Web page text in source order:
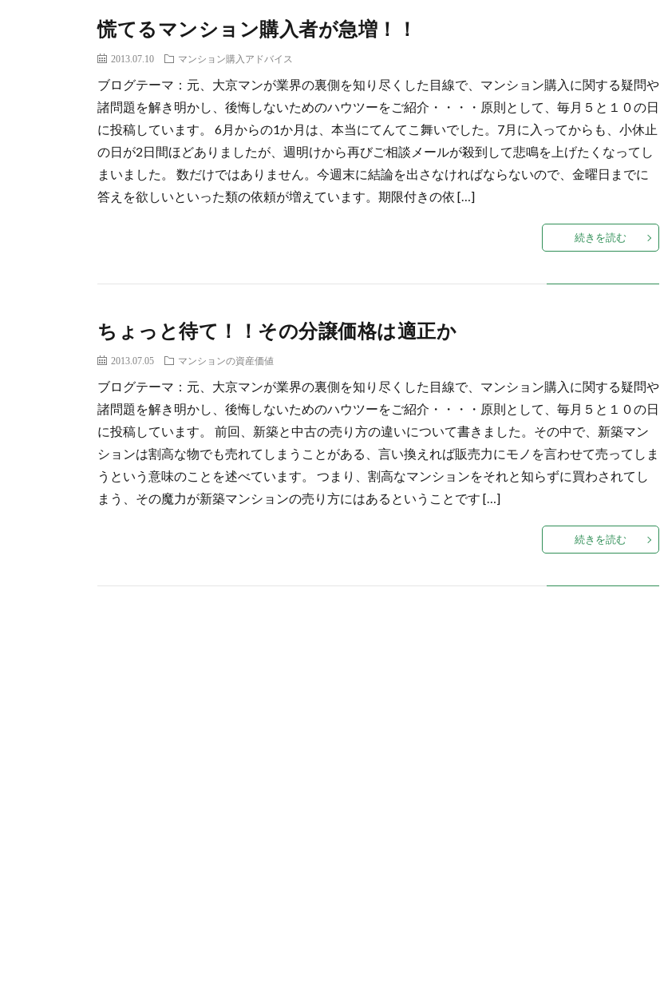
慌てるマンション購入者が急増！！
2013.07.10 マンション購入アドバイス
ブログテーマ：元、大京マンが業界の裏側を知り尽くした目線で、マンション購入に関する疑問や
諸問題を解き明かし、後悔しないためのハウツーをご紹介・・・・原則として、毎月５と１０の日
に投稿しています。 6月からの1か月は、本当にてんてこ舞いでした。7月に入ってからも、小休止
の日が2日間ほどありましたが、週明けから再びご相談メールが殺到して悲鳴を上げたくなってし
まいました。 数だけではありません。今週末に結論を出さなければならないので、金曜日までに
答えを欲しいといった類の依頼が増えています。期限付きの依 […]
続きを読む
ちょっと待て！！その分譲価格は適正か
2013.07.05 マンションの資産価値
ブログテーマ：元、大京マンが業界の裏側を知り尽くした目線で、マンション購入に関する疑問や
諸問題を解き明かし、後悔しないためのハウツーをご紹介・・・・原則として、毎月５と１０の日
に投稿しています。 前回、新築と中古の売り方の違いについて書きました。その中で、新築マン
ションは割高な物でも売れてしまうことがある、言い換えれば販売力にモノを言わせて売ってしま
うという意味のことを述べています。 つまり、割高なマンションをそれと知らずに買わされてし
まう、その魔力が新築マンションの売り方にはあるということです […]
続きを読む